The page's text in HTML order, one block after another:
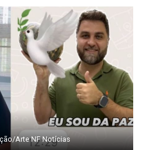
Arte NF Notícias